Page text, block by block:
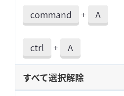
command + A
ctrl + A
すべて選択解除